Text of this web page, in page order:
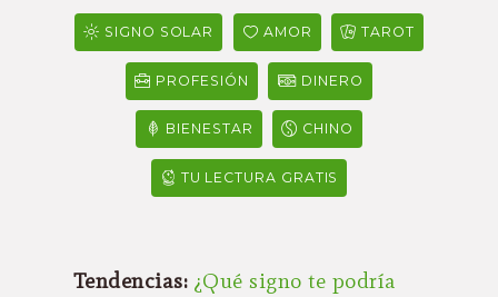
SIGNO SOLAR AMOR TAROT
PROFESIÓN DINERO
BIENESTAR CHINO
TU LECTURA GRATIS
Tendencias: ¿Qué signo te podría